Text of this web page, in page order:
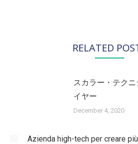
RELATED
スカラー・テクニ
イヤー
December 4, 2020
Azienda high-tech per creare